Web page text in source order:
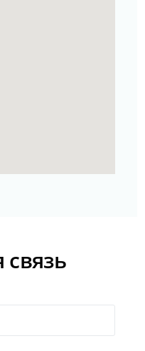
связь